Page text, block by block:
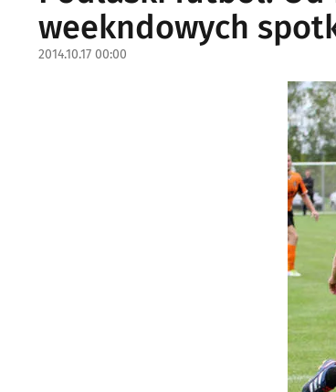
weekndowych
2014.10.17 00:00